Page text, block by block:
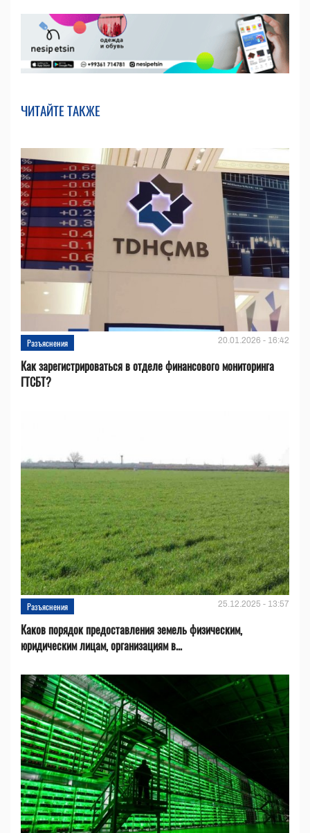
ЧИТАЙТЕ ТАКЖЕ
Разъяснения 20.01.2026 - 16:42
Как зарегистрироваться в отделе финансового мониторинга
ГТСБТ?
Разъяснения 25.12.2025 - 13:57
Каков порядок предоставления земель физическим,
юридическим лицам, организациям в...